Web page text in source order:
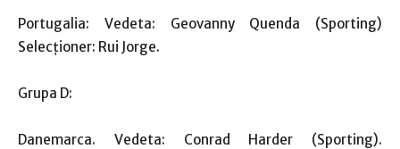
Portugalia: Vedeta: Geovanny Quenda (Sporting)
Selecţioner: Rui Jorge.
Grupa D:
Danemarca. Vedeta: Conrad Harder (Sporting).